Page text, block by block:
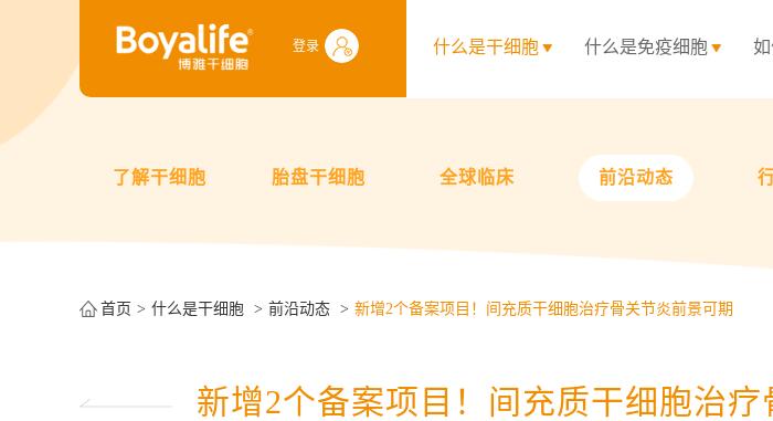
登录 什么是干细胞 什么是免疫细胞
了解干细胞 胎盘干细胞 全球临床 前沿动态
首页 什么是干细胞 前沿动态 新增2个备案项目！间充质干细胞治疗骨关节炎前景可期
新增2个备案项目！间充质干细胞治疗